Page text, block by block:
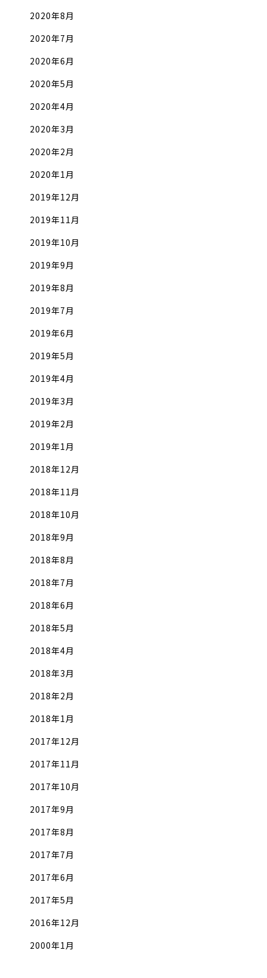
2020年8月
2020年7月
2020年6月
2020年5月
2020年4月
2020年3月
2020年2月
2020年1月
2019年12月
2019年11月
2019年10月
2019年9月
2019年8月
2019年7月
2019年6月
2019年5月
2019年4月
2019年3月
2019年2月
2019年1月
2018年12月
2018年11月
2018年10月
2018年9月
2018年8月
2018年7月
2018年6月
2018年5月
2018年4月
2018年3月
2018年2月
2018年1月
2017年12月
2017年11月
2017年10月
2017年9月
2017年8月
2017年7月
2017年6月
2017年5月
2016年12月
2000年1月